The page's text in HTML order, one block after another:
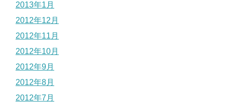
2013年1月
2012年12月
2012年11月
2012年10月
2012年9月
2012年8月
2012年7月